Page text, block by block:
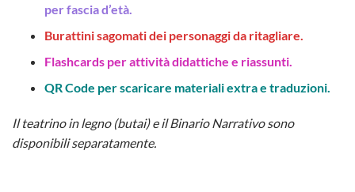
per fascia d’età.
Burattini sagomati dei personaggi da ritagliare.
Flashcards per attività didattiche e riassunti.
QR Code per scaricare materiali extra e traduzioni.
Il teatrino in legno (butai) e il Binario Narrativo sono
disponibili separatamente.